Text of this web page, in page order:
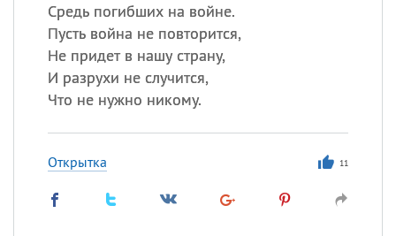
Средь погибших на войне.
Пусть война не повторится,
Не придет в нашу страну,
И разрухи не случится,
Что не нужно никому.
Открытка 11